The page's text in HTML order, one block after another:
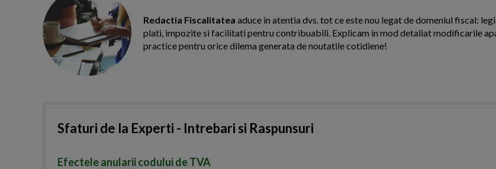
Redactia Fiscalitatea aduce in atentia dvs. tot ce este nou legat de domeniul fiscal:
plati, impozite si facilitati pentru contribuabili. Explicam in mod detaliat modificarile
practice pentru orice dilema generata de noutatile cotidiene!
Sfaturi de la Experti - Intrebari si Raspunsuri
Efectele anularii codului de TVA